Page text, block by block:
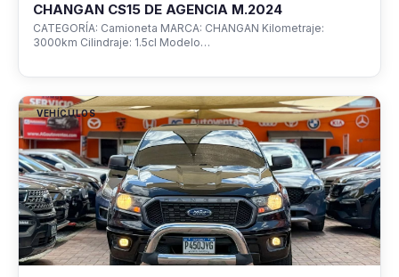
CHANGAN CS15 DE AGENCIA M.2024
CATEGORÍA: Camioneta MARCA: CHANGAN Kilometraje:
3000km Cilindraje: 1.5cl Modelo…
VEHÍCULOS